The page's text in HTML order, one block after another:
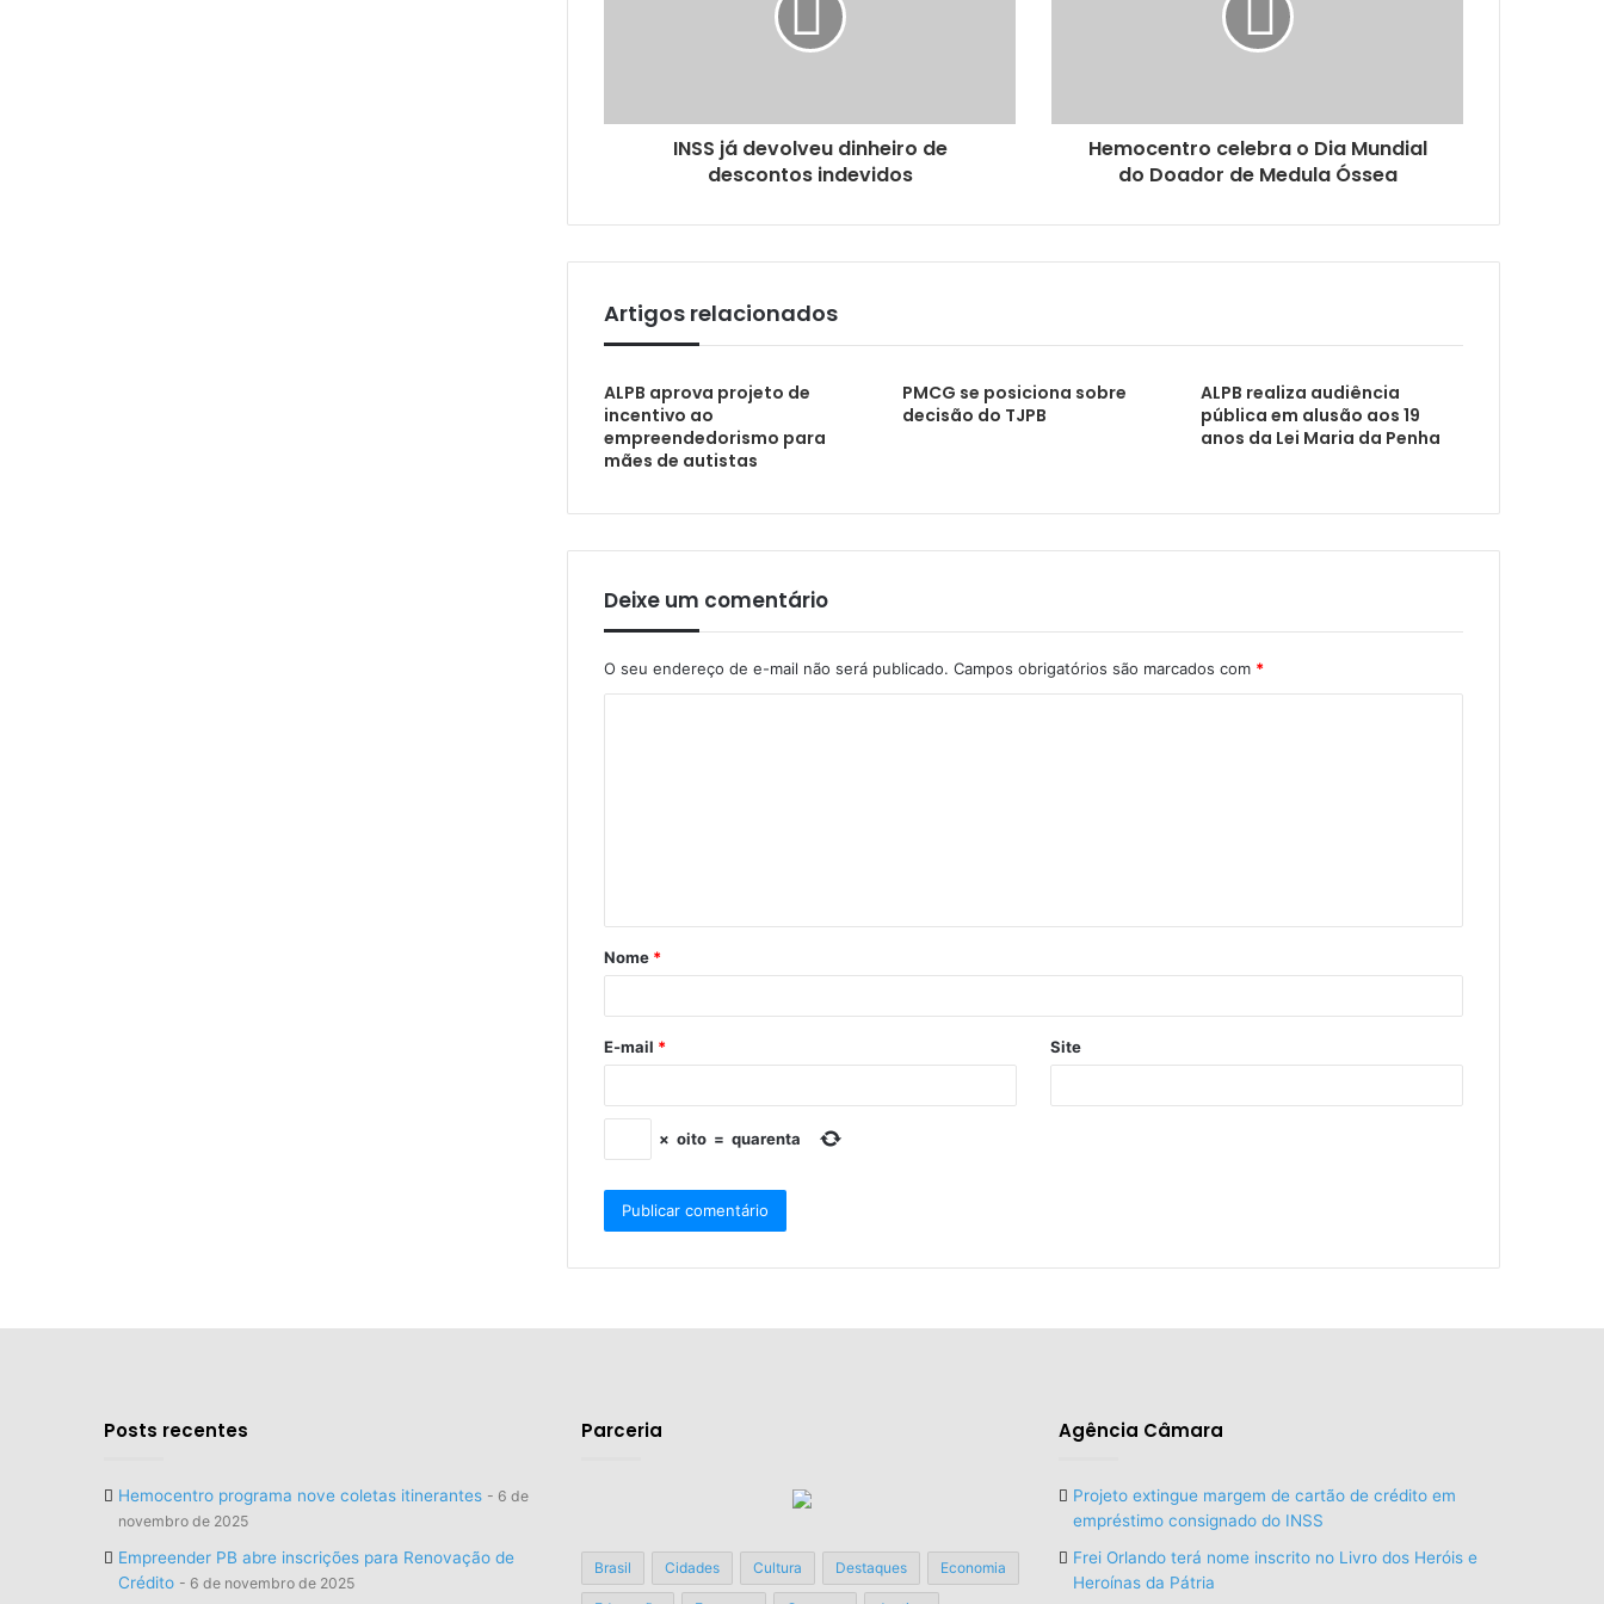
INSS já devolveu dinheiro de
descontos indevidos
Hemocentro celebra o Dia Mundial
do Doador de Medula Óssea
Artigos relacionados
ALPB aprova projeto de
incentivo ao
empreendedorismo para
mães de autistas
PMCG se posiciona sobre
decisão do TJPB
ALPB realiza audiência
pública em alusão aos 19
anos da Lei Maria da Penha
Deixe um comentário
O seu endereço de e-mail não será publicado. Campos obrigatórios são marcados com *
Nome *
E-mail * Site
× oito = quarenta
Posts recentes
Hemocentro programa nove coletas itinerantes
6 de
novembro de 2025
Empreender PB abre inscrições para Renovação de
Crédito
6 de novembro de 2025
Parceria
Brasil Cidades Cultura Destaques Economia
Agência Câmara
Projeto extingue margem de cartão de crédito em
empréstimo consignado do INSS
Frei Orlando terá nome inscrito no Livro dos Heróis e
Heroínas da Pátria